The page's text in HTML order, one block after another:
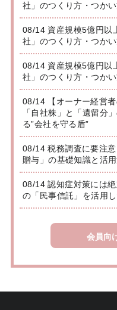
社」のつくり方・つか
08/14 資産規模5億円以
社」のつくり方・つか
08/14 資産規模5億円以
社」のつくり方・つか
08/14 【オーナー経営者
「自社株」と「遺留分
る”会社を守る盾”
08/14 税務調査に要注
贈与」の基礎知識と活
08/14 認知症対策には
の「民事信託」を活用
会員向